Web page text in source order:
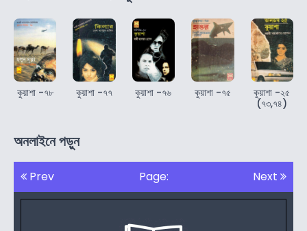
কুয়াশা -৭৮ কুয়াশা -৭৭ কুয়াশা -৭৬ কুয়াশা -৭৫
কুয়াশা -২৫
(৭৩,৭৪)
অনলাইনে পড়ুন
Prev Page: Next